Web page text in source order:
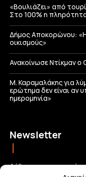
«Βουλιάζει» από
Στο 100% η
Δήμος Αποκορώνου:
οικισμούς»
Ανακοίνωσε Ντίκμαν ο
Μ. Καραμαλάκης για
ερώτημα δεν είναι αν
ημερομηνία»
Newsletter
Λάβετε τις